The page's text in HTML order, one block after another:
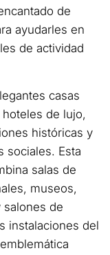
de
ayudarles en
de actividad
casas
de lujo,
históricas y
sociales. Esta
salas de
museos,
salones de
instalaciones del